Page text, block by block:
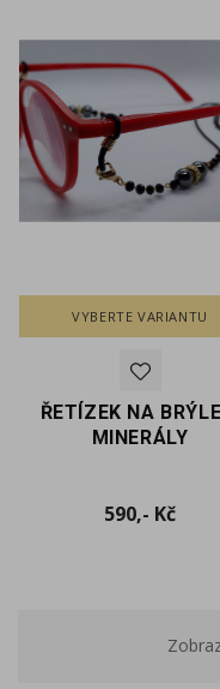
VYBERTE VARIANTU
ŘETÍZEK NA
MINERÁLY
590,- KčCena